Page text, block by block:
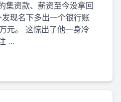
集资款、薪资至今没拿回
现名下多出一个银行账
元。 这惊出了他一身冷
...